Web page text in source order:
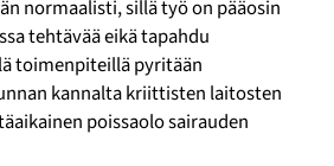
normaalisti, sillä työ on pääosin
tehtävää eikä tapahdu
toimenpiteillä pyritään
kannalta kriittisten laitosten
poissaolo sairauden